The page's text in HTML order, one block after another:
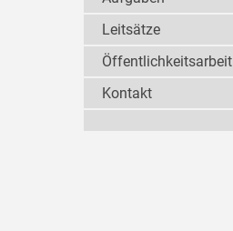
Leitsätze
Öffentlichkeitsarbeit
Kontakt